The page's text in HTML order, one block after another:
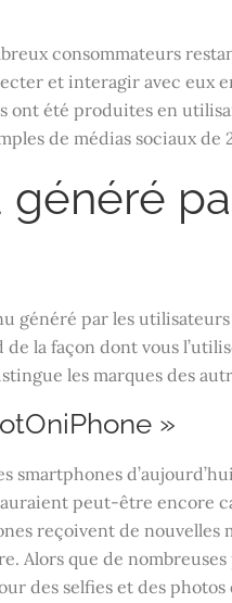
consommateurs
et interagir avec eux
ont été produites en
de médias sociaux de
généré par les
la façon dont vous
les marques des
»
smartphones
peut-être encore
reçoivent de nouvelles
Alors que de
des selfies et des